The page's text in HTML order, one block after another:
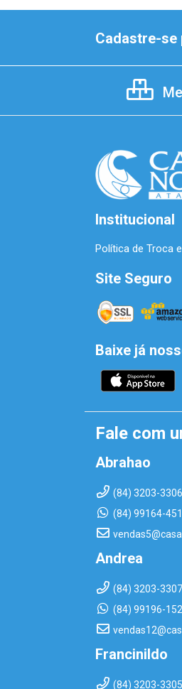
Cadastre-se
Institucional
Política de Troca
Site Seguro
Baixe já
Fale com
Abrahao
(84) 3203-3306
(84) 99164-
Andrea
(84) 3203-3307
(84) 99196-
Francinildo
(84) 3203-3305